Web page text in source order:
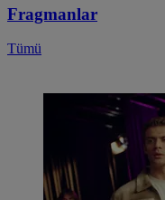
Fragmanlar
Tümü